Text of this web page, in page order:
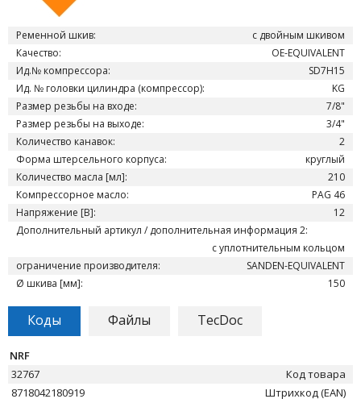
Ременной шкив:
с двойным шкивом
Качество:
OE-EQUIVALENT
Ид.№ компрессора:
SD7H15
Ид. № головки цилиндра (компрессор):
KG
Размер резьбы на входе:
7/8"
Размер резьбы на выходе:
3/4"
Количество канавок:
2
Форма штерсельного корпуса:
круглый
Количество масла [мл]:
210
Компрессорное масло:
PAG 46
Напряжение [В]:
12
Дополнительный артикул / дополнительная информация 2:
с уплотнительным кольцом
ограничение производителя:
SANDEN-EQUIVALENT
Ø шкива [мм]:
150
Коды Файлы TecDoc
NRF
32767
Код товара
8718042180919
Штрихкод (EAN)